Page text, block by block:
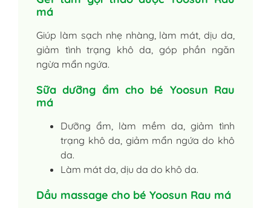
má
Giúp làm sạch nhẹ nhàng, làm mát, dịu da,
giảm tình trạng khô da, góp phần ngăn
ngừa mẩn ngứa.
Sữa dưỡng ẩm cho bé Yoosun Rau
má
Dưỡng ẩm, làm mềm da, giảm tình
trạng khô da, giảm mẩn ngứa do khô
da.
Làm mát da, dịu da do khô da.
Dầu massage cho bé Yoosun Rau má